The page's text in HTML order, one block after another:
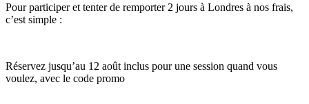
Pour participer et tenter de remporter 2 jours à Londres à nos frais,
c’est simple :
Réservez jusqu’au 12 août inclus pour une session quand vous
voulez, avec le code promo